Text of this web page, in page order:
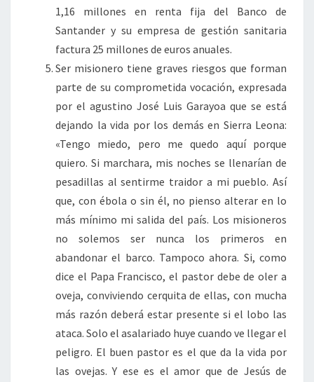
1,16 millones en renta fija del Banco de
Santander y su empresa de gestión sanitaria
factura 25 millones de euros anuales.
Ser misionero tiene graves riesgos que forman
parte de su comprometida vocación, expresada
por el agustino José Luis Garayoa que se está
dejando la vida por los demás en Sierra Leona:
«Tengo miedo, pero me quedo aquí porque
quiero. Si marchara, mis noches se llenarían de
pesadillas al sentirme traidor a mi pueblo. Así
que, con ébola o sin él, no pienso alterar en lo
más mínimo mi salida del país. Los misioneros
no solemos ser nunca los primeros en
abandonar el barco. Tampoco ahora. Si, como
dice el Papa Francisco, el pastor debe de oler a
oveja, conviviendo cerquita de ellas, con mucha
más razón deberá estar presente si el lobo las
ataca. Solo el asalariado huye cuando ve llegar el
peligro. El buen pastor es el que da la vida por
las ovejas. Y ese es el amor que de Jesús de